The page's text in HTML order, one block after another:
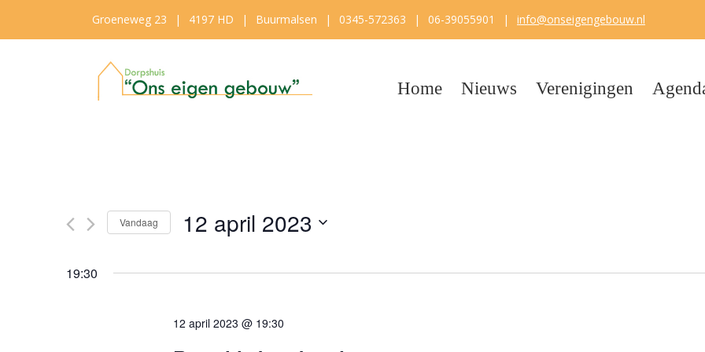
Groeneweg 23 | 4197 HD | Buurmalsen | 0345-572363 | 06-39055901 | info@onseigengebouw.nl
Home Nieuws Verenigingen
Vandaag 12 april 2023
een
19:30
12 april 2023 @ 19:30